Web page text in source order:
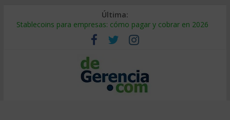
Última:
Stablecoins para empresas: cómo pagar y cobrar en 2026
Despido silencioso: qué es y por qué sale tan caro
IA en selección de personal: cómo auditarla a tiempo
Trabajo forzoso en la cadena de suministro: qué hacer
Mercado hispano de EE. UU.: cómo segmentarlo y venderle